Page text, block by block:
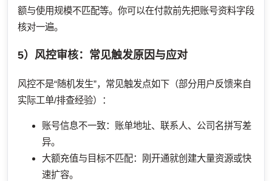
额与使用规模不匹配等。你可以在付款前先把账号资料字段
核对一遍。
5）风控审核：常见触发原因与应对
风控不是“随机发生”，常见触发点如下（部分用户反馈来自
实际工单/排查经验）：
账号信息不一致：账单地址、联系人、公司名拼写差
异。
大额充值与目标不匹配：刚开通就创建大量资源或快
速扩容。